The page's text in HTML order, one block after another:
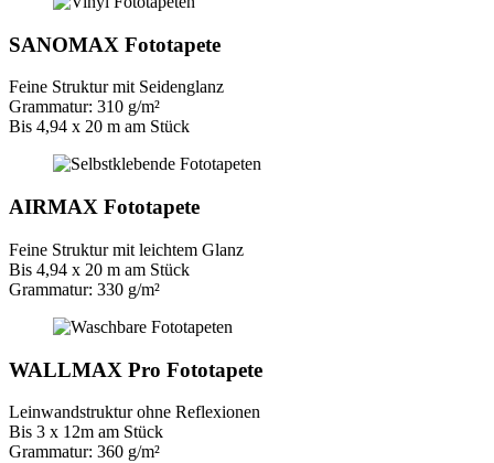
SANOMAX Fototapete
Feine Struktur mit Seidenglanz
Grammatur: 310 g/m²
Bis 4,94 x 20 m am Stück
AIRMAX Fototapete
Feine Struktur mit leichtem Glanz
Bis 4,94 x 20 m am Stück
Grammatur: 330 g/m²
WALLMAX Pro Fototapete
Leinwandstruktur ohne Reflexionen
Bis 3 x 12m am Stück
Grammatur: 360 g/m²